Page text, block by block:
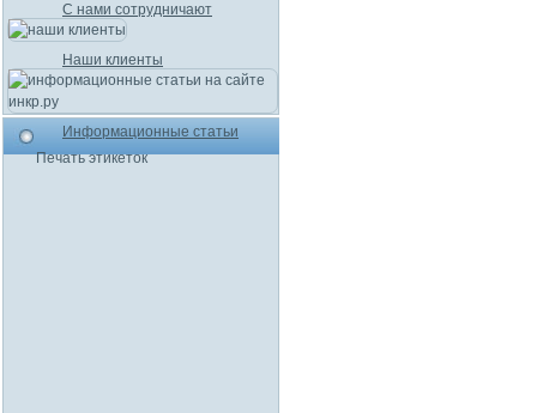
С нами сотрудничают
Наши клиенты
Информационные статьи
Печать этикеток